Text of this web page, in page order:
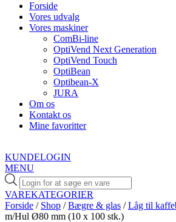
Forside
Vores udvalg
Vores maskiner
ComBi-line
OptiVend Next Generation
OptiVend Touch
OptiBean
Optibean-X
JURA
Om os
Kontakt os
Mine favoritter
KUNDELOGIN
MENU
Products
search
VAREKATEGORIER
Forside / Shop /Bægre & glas /Låg til
m/Hul Ø80 mm (10 x 100 stk.)